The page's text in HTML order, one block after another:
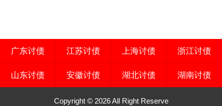
广东讨债 江苏讨债 上海讨债 浙江讨债
山东讨债 安徽讨债 湖北讨债 湖南讨债
Copyright © 2026 All Right Reserve